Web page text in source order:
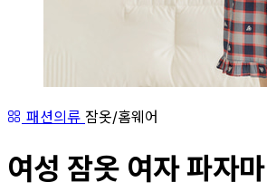
패션의류 잠옷/홈웨어
여성 잠옷 여자 파자